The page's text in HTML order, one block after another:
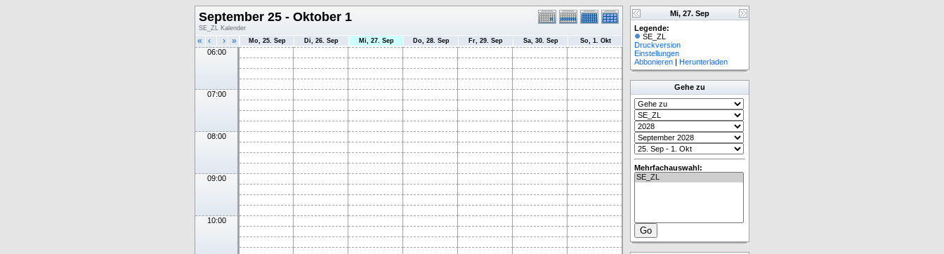
September 25 - Oktober 1
SE_ZL Kalender
« ‹ › » Mo, 25. Sep Di, 26. Sep Mi, 27. Sep Do, 28. Sep Fr, 29. Sep Sa, 30. Sep So, 1. Okt
06:00
07:00
08:00
09:00
10:00
Mi, 27. Sep
Legende:
SE_ZL
Druckversion
Einstellungen
Abbonieren | Herunterladen
Gehe zu
Mehrfachauswahl: